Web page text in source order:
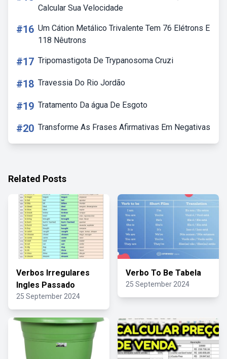
Calcular Sua Velocidade
#16 Um Cátion Metálico Trivalente Tem 76 Elétrons E
118 Nêutrons
#17 Tripomastigota De Trypanosoma Cruzi
#18 Travessia Do Rio Jordão
#19 Tratamento Da água De Esgoto
#20 Transforme As Frases Afirmativas Em Negativas
Related Posts
Verbos Irregulares
Ingles Passado
25 September 2024
Verbo To Be Tabela
25 September 2024